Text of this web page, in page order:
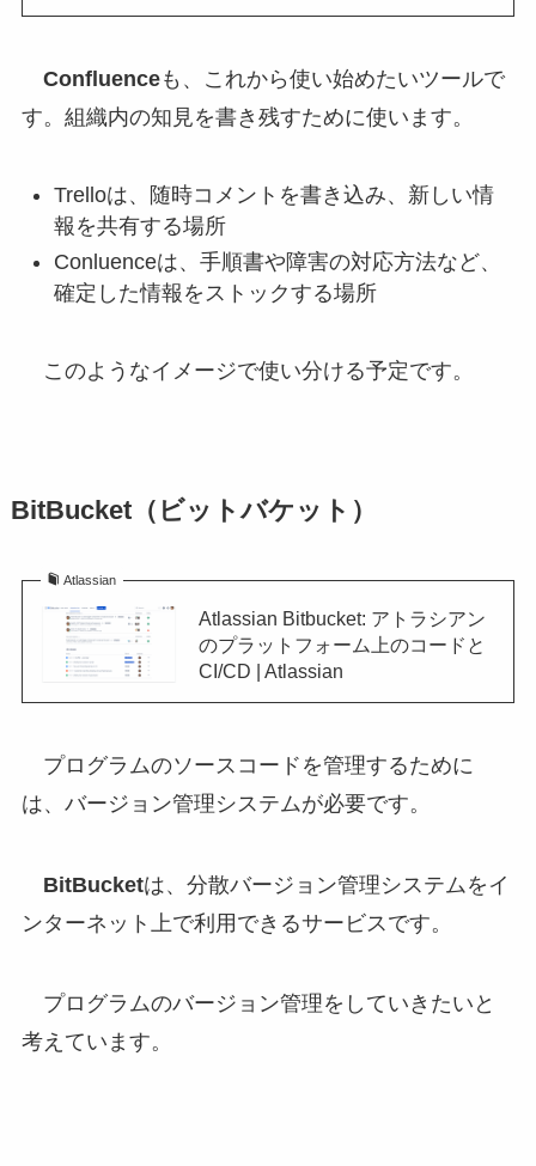
Confluenceも、これから使い始めたいツールで
す。組織内の知見を書き残すために使います。
Trelloは、随時コメントを書き込み、新しい情
報を共有する場所
Conluenceは、手順書や障害の対応方法など、
確定した情報をストックする場所
このようなイメージで使い分ける予定です。
BitBucket（ビットバケット）
Atlassian
Atlassian Bitbucket: アトラシアン
のプラットフォーム上のコードと
CI/CD | Atlassian
プログラムのソースコードを管理するために
は、バージョン管理システムが必要です。
BitBucketは、分散バージョン管理システムをイ
ンターネット上で利用できるサービスです。
プログラムのバージョン管理をしていきたいと
考えています。